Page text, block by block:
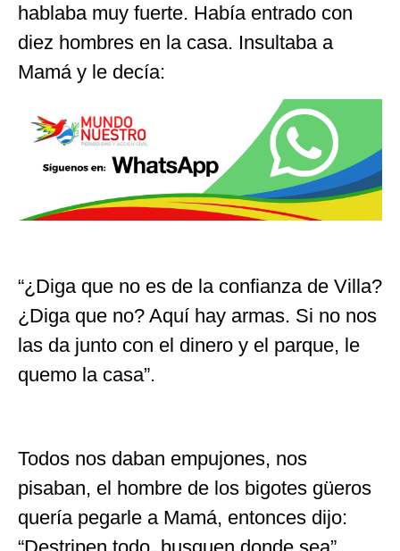
hablaba muy fuerte. Había entrado con
diez hombres en la casa. Insultaba a
Mamá y le decía:
“¿Diga que no es de la confianza de Villa?
¿Diga que no? Aquí hay armas. Si no nos
las da junto con el dinero y el parque, le
quemo la casa”.
Todos nos daban empujones, nos
pisaban, el hombre de los bigotes güeros
quería pegarle a Mamá, entonces dijo: